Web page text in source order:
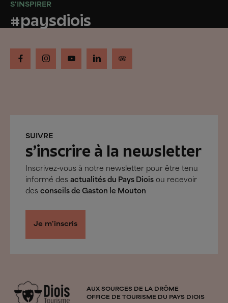
S'INSPIRER
#paysdiois
SUIVRE
s’inscrire à la newsletter
Inscrivez-vous à notre newsletter pour être tenu
informé des actualités du Pays Diois ou recevoir
des conseils de Gaston le Mouton
Je m'inscris
AUX SOURCES DE LA DRÔME
OFFICE DE TOURISME DU PAYS DIOIS